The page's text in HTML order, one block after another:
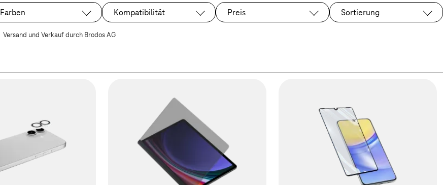
Farben Kompatibilität Preis Sortierung
Versand und Verkauf durch Brodos AG